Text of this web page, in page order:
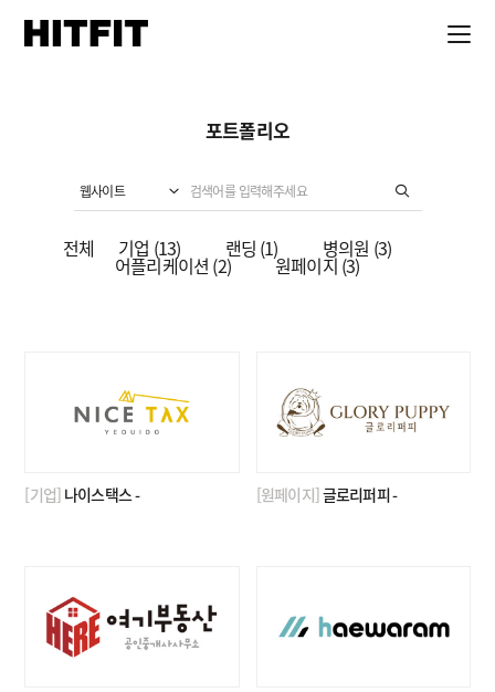
포트폴리오
웹사이트
전체 기업 (13) 랜딩 (1) 병의원 (3)
어플리케이션 (2) 원페이지 (3)
[기업] 나이스택스 - [원페이지] 글로리퍼피 -